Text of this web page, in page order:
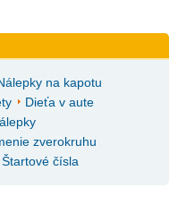
na kapotu
Dieťa v aute
zverokruhu
Štartové čísla